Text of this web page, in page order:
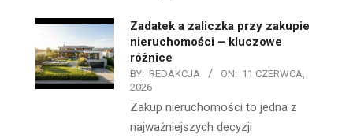
Zadatek a zaliczka przy zakupie
nieruchomości – kluczowe
różnice
BY: REDAKCJA ON: 11 CZERWCA,
2026
Zakup nieruchomości to jedna z
najważniejszych decyzji